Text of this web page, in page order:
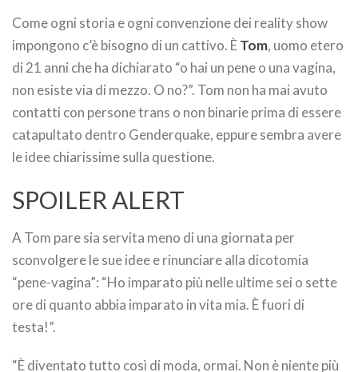
Come ogni storia e ogni convenzione dei reality show
impongono c’è bisogno di un cattivo. ÈTom, uomo etero
di 21 anni che ha dichiarato “o hai un pene o una vagina,
non esiste via di mezzo. O no?”. Tom non ha mai avuto
contatti con persone trans o non binarie prima di essere
catapultato dentro Genderquake, eppure sembra avere
le idee chiarissime sulla questione.
SPOILER ALERT
A Tom pare sia servita meno di una giornata per
sconvolgere le sue idee e rinunciare alla dicotomia
“pene-vagina”: “Ho imparato più nelle ultime sei o sette
ore di quanto abbia imparato in vita mia. È fuori di
testa!”.
“È diventato tutto così di moda, ormai. Non è niente più